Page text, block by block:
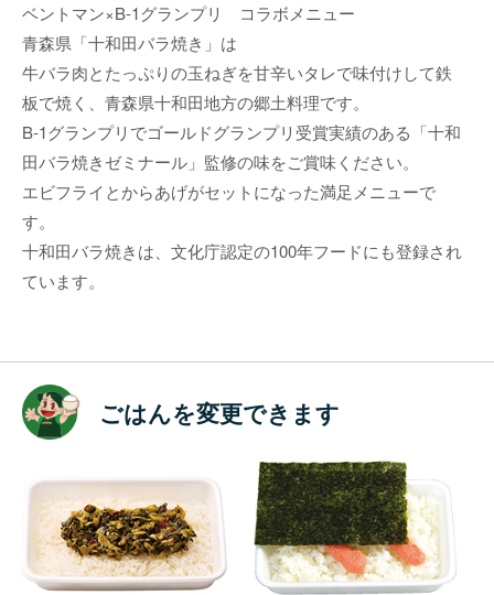
ベントマン×B-1グランプリ コラボメニュー
青森県「十和田バラ焼き」は
牛バラ肉とたっぷりの玉ねぎを甘辛いタレで味付けして鉄
板で焼く、青森県十和田地方の郷土料理です。
B-1グランプリでゴールドグランプリ受賞実績のある「十和
田バラ焼きゼミナール」監修の味をご賞味ください。
エビフライとからあげがセットになった満足メニューで
す。
十和田バラ焼きは、文化庁認定の100年フードにも登録され
ています。
ごはんを変更できます